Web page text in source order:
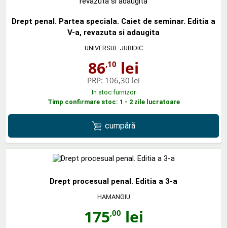
Drept penal. Partea speciala. Caiet de seminar. Editia a
V-a, revazuta si adaugita
UNIVERSUL JURIDIC
86,10 lei
PRP: 106,30 lei
In stoc furnizor
Timp confirmare stoc: 1 - 2 zile lucratoare
cumpără
Drept procesual penal. Editia a 3-a
HAMANGIU
175,00 lei